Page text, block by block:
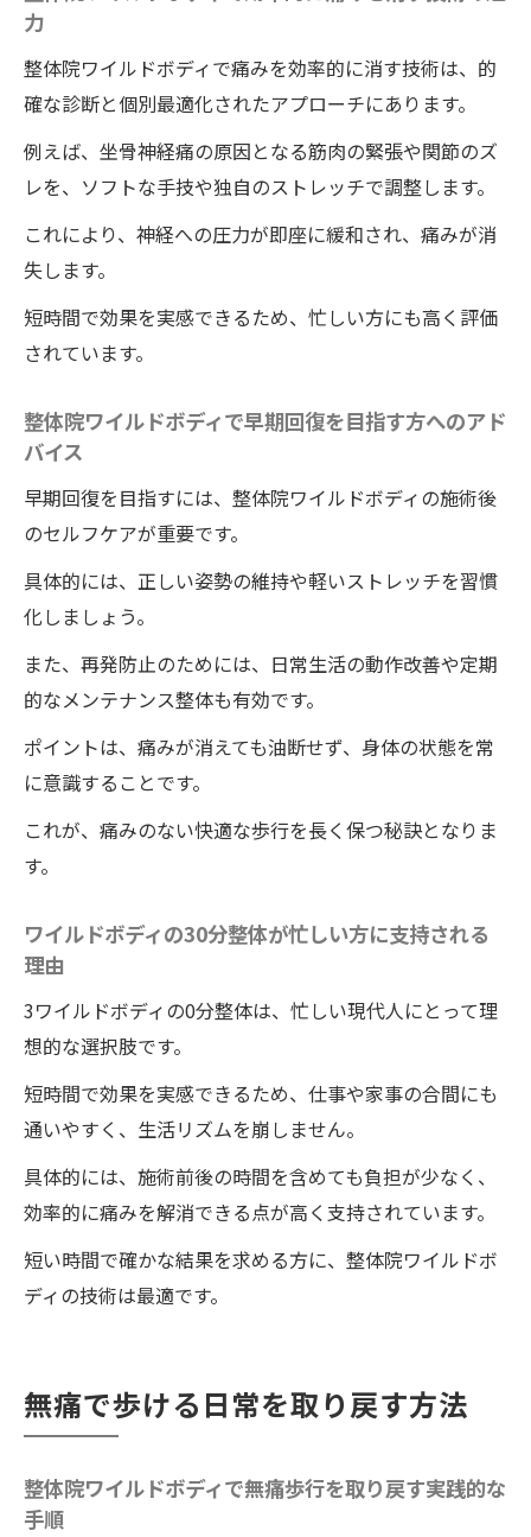
力
整体院ワイルドボディで痛みを効率的に消す技術は、的
確な診断と個別最適化されたアプローチにあります。
例えば、坐骨神経痛の原因となる筋肉の緊張や関節のズ
レを、ソフトな手技や独自のストレッチで調整します。
これにより、神経への圧力が即座に緩和され、痛みが消
失します。
短時間で効果を実感できるため、忙しい方にも高く評価
されています。
整体院ワイルドボディで早期回復を目指す方へのアド
バイス
早期回復を目指すには、整体院ワイルドボディの施術後
のセルフケアが重要です。
具体的には、正しい姿勢の維持や軽いストレッチを習慣
化しましょう。
また、再発防止のためには、日常生活の動作改善や定期
的なメンテナンス整体も有効です。
ポイントは、痛みが消えても油断せず、身体の状態を常
に意識することです。
これが、痛みのない快適な歩行を長く保つ秘訣となりま
す。
ワイルドボディの30分整体が忙しい方に支持される
理由
3ワイルドボディの0分整体は、忙しい現代人にとって理
想的な選択肢です。
短時間で効果を実感できるため、仕事や家事の合間にも
通いやすく、生活リズムを崩しません。
具体的には、施術前後の時間を含めても負担が少なく、
効率的に痛みを解消できる点が高く支持されています。
短い時間で確かな結果を求める方に、整体院ワイルドボ
ディの技術は最適です。
無痛で歩ける日常を取り戻す方法
整体院ワイルドボディで無痛歩行を取り戻す実践的な
手順